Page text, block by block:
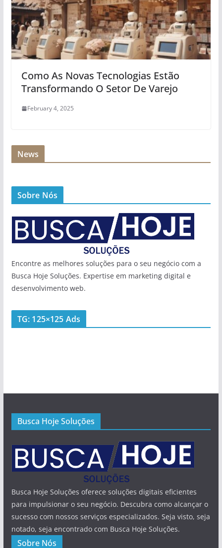
Como As Novas Tecnologias Estão
Transformando O Setor De Varejo
February 4, 2025
News
Sobre Nós
Encontre as melhores soluções para o seu negócio com a
Busca Hoje Soluções. Expertise em marketing digital e
desenvolvimento web.
TG: 125×125 Ads
Busca Hoje Soluções
Busca Hoje Soluções oferece soluções digitais eficientes
para impulsionar o seu negócio. Descubra como alcançar o
sucesso com nossos serviços especializados. Seja visto, seja
notado, seja encontrado com Busca Hoje Soluções.
Sobre Nós